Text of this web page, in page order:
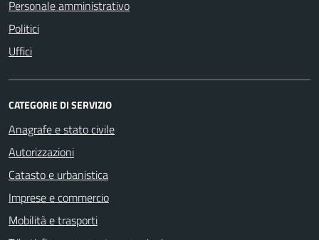
Personale amministrativo
Politici
Uffici
CATEGORIE DI SERVIZIO
Anagrafe e stato civile
Autorizzazioni
Catasto e urbanistica
Imprese e commercio
Mobilità e trasporti